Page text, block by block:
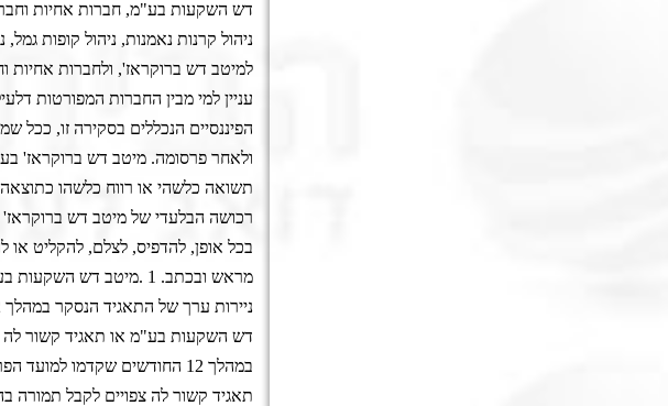
דש השקעות בע"מ, חברות אחיות
ניהול קרנות נאמנות, ניהול קופות
למיטב דש ברוקראז', ולחברות
עניין למי מבין החברות המפורטות
הפיננסיים הנכללים בסקירה זו, ככל
ולאחר פרסומה. מיטב דש ברוקראז'
תשואה כלשהי או רווח כלשהו
רכושה הבלעדי של מיטב דש
בכל אופן, להדפיס, לצלם, להקליט או
מראש ובכתב. 1
.מיטב דש השקעות
ניירות ערך של התאגיד הנסקר במהלך 12 החודשים שקדמו למועד פרסום הסקירה דלעיל. 2
דש השקעות בע"מ או תאגיד קשור לה
במהלך 12 החודשים שקדמו למועד הפרסום של הסקירה דלעיל. 3
תאגיד קשור לה צפויים לקבל תמורה